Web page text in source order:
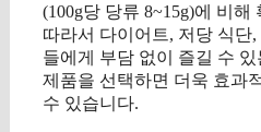
(100g당 당류 8~15g)에 비
따라서 다이어트, 저당 식단
들에게 부담 없이 즐길 수
제품을 선택하면 더욱 효과
수 있습니다.